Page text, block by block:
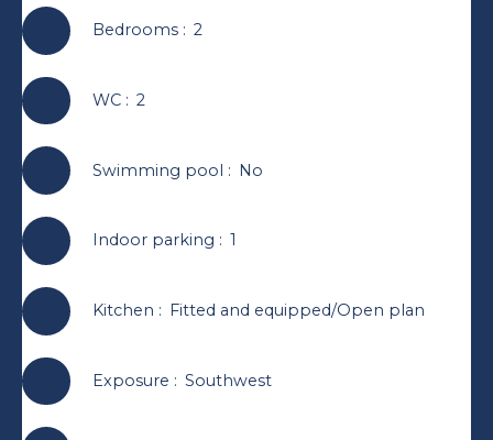
Bedrooms: 2
WC: 2
Swimming pool : No
Indoor parking : 1
Kitchen : Fitted and equipped/Open plan
Exposure : Southwest